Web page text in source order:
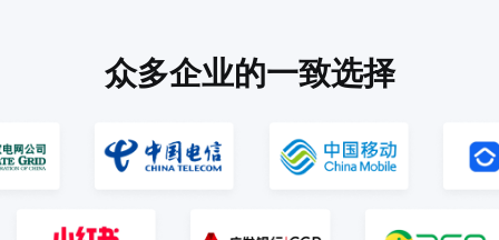
众多企业的一致选择